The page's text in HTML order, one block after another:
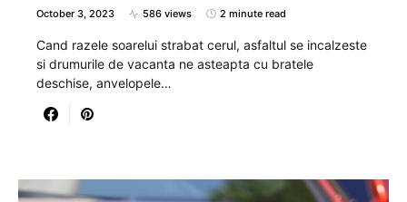
October 3, 2023 586 views 2 minute read
Cand razele soarelui strabat cerul, asfaltul se incalzeste
si drumurile de vacanta ne asteapta cu bratele
deschise, anvelopele…